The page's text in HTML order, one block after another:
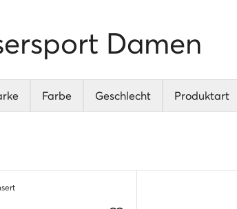
Damen
Farbe Geschlecht Produktart